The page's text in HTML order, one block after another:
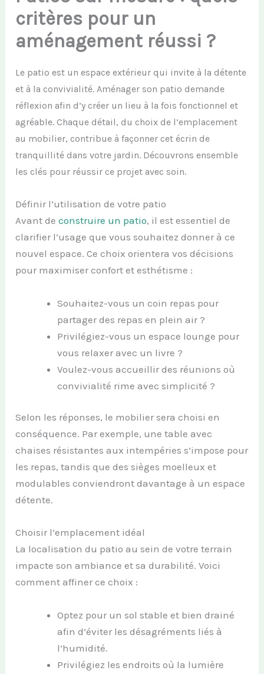
critères pour un
aménagement réussi ?
Le patio est un espace extérieur qui invite à la détente
et à la convivialité. Aménager son patio demande
réflexion afin d’y créer un lieu à la fois fonctionnel et
agréable. Chaque détail, du choix de l’emplacement
au mobilier, contribue à façonner cet écrin de
tranquillité dans votre jardin. Découvrons ensemble
les clés pour réussir ce projet avec soin.
Définir l’utilisation de votre patio
Avant deconstruire un patio, il est essentiel de
clarifier l’usage que vous souhaitez donner à ce
nouvel espace. Ce choix orientera vos décisions
pour maximiser confort et esthétisme :
Souhaitez-vous un coin repas pour
partager des repas en plein air ?
Privilégiez-vous un espace lounge pour
vous relaxer avec un livre ?
Voulez-vous accueillir des réunions où
convivialité rime avec simplicité ?
Selon les réponses, le mobilier sera choisi en
conséquence. Par exemple, une table avec
chaises résistantes aux intempéries s’impose pour
les repas, tandis que des sièges moelleux et
modulables conviendront davantage à un espace
détente.
Choisir l’emplacement idéal
La localisation du patio au sein de votre terrain
impacte son ambiance et sa durabilité. Voici
comment affiner ce choix :
Optez pour un sol stable et bien drainé
afin d’éviter les désagréments liés à
l’humidité.
Privilégiez les endroits où la lumière